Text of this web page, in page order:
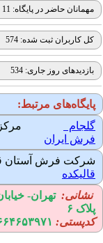
مهمانان حاضر در پایگاه: 11
کل کاربران ثبت شده: 574
بازدیدهای روز جاری: 534
پایگاه‌های مرتبط:
گلجام
مرکز
فرش ایران سایت
شرکت فرش آستان
قالیکده
نشانی: تهران-
پلاک ۶
کدپستی: